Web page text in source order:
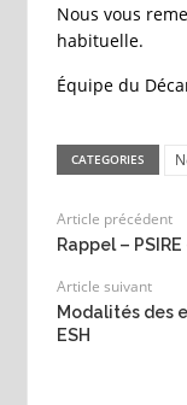
Nous vous
habituelle.
Équipe du
CATEGORIES
Article précédent
Rappel –
Article suivant
Modalités des
ESH